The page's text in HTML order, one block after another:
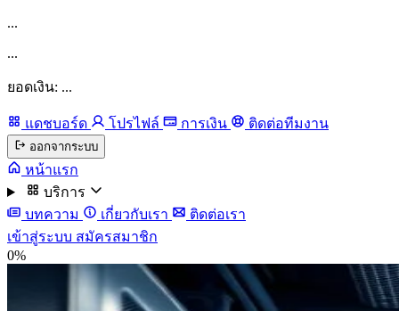
...
...
ยอดเงิน: ...
แดชบอร์ด โปรไฟล์ การเงิน ติดต่อทีมงาน
ออกจากระบบ
หน้าแรก
บริการ
บทความ
เกี่ยวกับเรา
ติดต่อเรา
เข้าสู่ระบบ สมัครสมาชิก
0%